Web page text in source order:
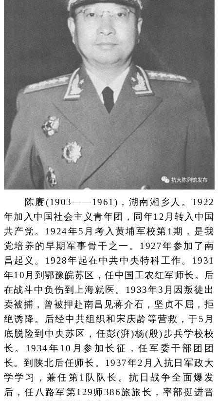
陈赓(1903——1961)，湖南湘乡人。1922
年加入中国社会主义青年团，同年12月转入中国
共产党。1924年5月考入黄埔军校第1期，是我
党培养的早期军事骨干之一。1927年参加了南
昌起义。1928年起在中共中央特科工作。1931
年10月到鄂豫皖苏区，任中国工农红军师长。后
在战斗中负伤到上海就医。1933年3月因叛徒出
卖被捕，曾被押赴南昌见蒋介石，坚贞不屈，拒
绝诱降。后经中共组织和宋庆龄等营救，于5月
底脱险到中央苏区，任彭(湃)杨(殷)步兵学校校
长。1934年10月参加长征，任军委干部团团
长。到陕北后任师长。1937年2月入抗日军政大
学学习，兼任第1队队长。抗日战争全面爆发
后，任八路军第129师386旅旅长，率部挺进晋